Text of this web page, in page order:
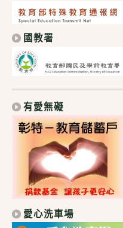
國教署
有愛無礙
愛心洗車場